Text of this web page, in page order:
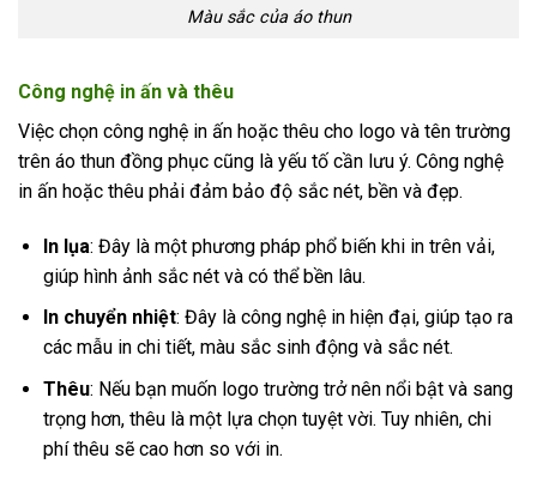
Màu sắc của áo thun
Công nghệ in ấn và thêu
Việc chọn công nghệ in ấn hoặc thêu cho logo và tên trường
trên áo thun đồng phục cũng là yếu tố cần lưu ý. Công nghệ
in ấn hoặc thêu phải đảm bảo độ sắc nét, bền và đẹp.
In lụa: Đây là một phương pháp phổ biến khi in trên vải,
giúp hình ảnh sắc nét và có thể bền lâu.
In chuyển nhiệt: Đây là công nghệ in hiện đại, giúp tạo ra
các mẫu in chi tiết, màu sắc sinh động và sắc nét.
Thêu: Nếu bạn muốn logo trường trở nên nổi bật và sang
trọng hơn, thêu là một lựa chọn tuyệt vời. Tuy nhiên, chi
phí thêu sẽ cao hơn so với in.